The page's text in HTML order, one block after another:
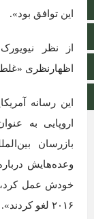
اینستاگرام
اطلاعات سایت
این توافق بود».
از نظر
اظهارنظری
این رسانه
اروپایی به
بازرسان
وعده‌هایش
خودش عمل کرد،
۲۰۱۶ لغو کردند».